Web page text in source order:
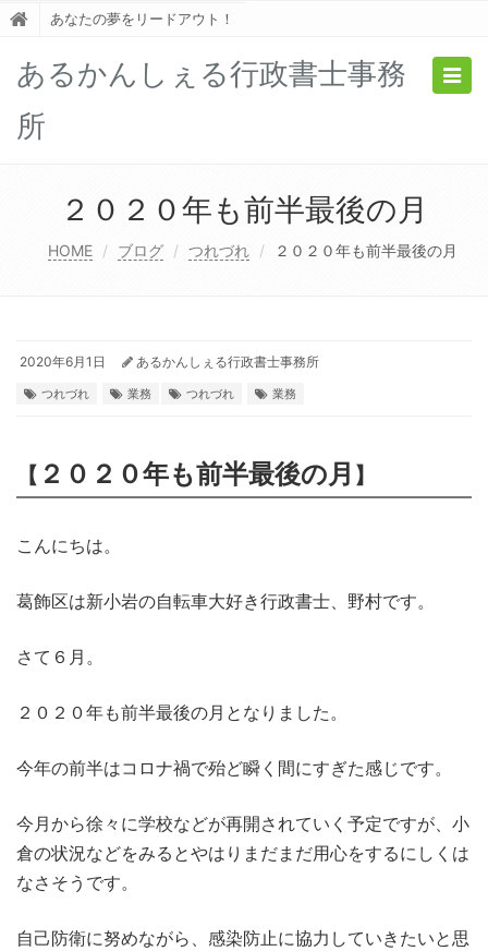
あなたの夢をリードアウト！
あるかんしぇる行政書士事務
所
２０２０年も前半最後の月
HOME ブログ つれづれ ２０２０年も前半最後の月
2020年6月1日 あるかんしぇる行政書士事務所
つれづれ 業務 つれづれ 業務
【 ２０２０年も前半最後の月 】
こんにちは。
葛飾区は新小岩の自転車大好き行政書士、野村です。
さて６月。
２０２０年も前半最後の月となりました。
今年の前半はコロナ禍で殆ど瞬く間にすぎた感じです。
今月から徐々に学校などが再開されていく予定ですが、小
倉の状況などをみるとやはりまだまだ用心をするにしくは
なさそうです。
自己防衛に努めながら、感染防止に協力していきたいと思